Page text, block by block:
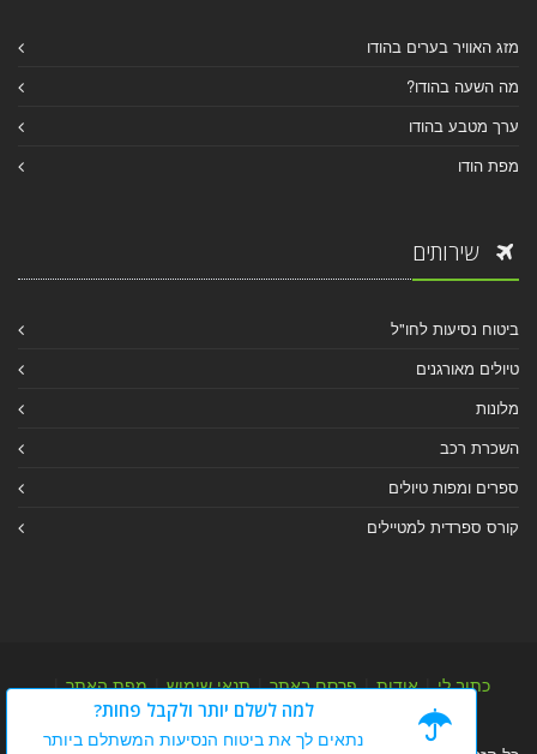
מזג האוויר בערים בהודו
מה השעה בהודו?
ערך מטבע בהודו
מפת הודו
שירותים
ביטוח נסיעות לחו"ל
טיולים מאורגנים
מלונות
השכרת רכב
ספרים ומפות טיולים
קורס ספרדית למטיילים
כתוב לי|אודות|פרסם באתר|תנאי שימוש|מפת האתר|
מפת אלבום|מפת מאמרי מידע
למה לשלם יותר ולקבל פחות?
נתאים לך את ביטוח הנסיעות המשתלם ביותר